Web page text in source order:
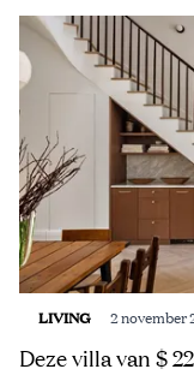
LIVING 2 november
Deze villa van $